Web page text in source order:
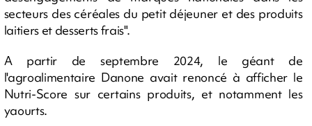
secteurs des céréales du petit déjeuner et des produits
laitiers et desserts frais".
A partir de septembre 2024, le géant de
l'agroalimentaire Danone avait renoncé à afficher le
Nutri-Score sur certains produits, et notamment les
yaourts.